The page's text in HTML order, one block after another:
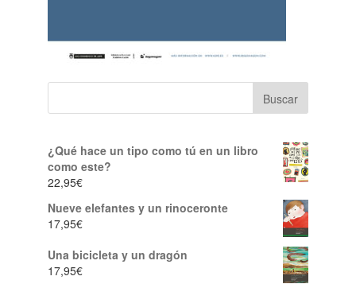
¿Qué hace un tipo como tú en un libro
como este?
22,95€
Nueve elefantes y un rinoceronte
17,95€
Una bicicleta y un dragón
17,95€